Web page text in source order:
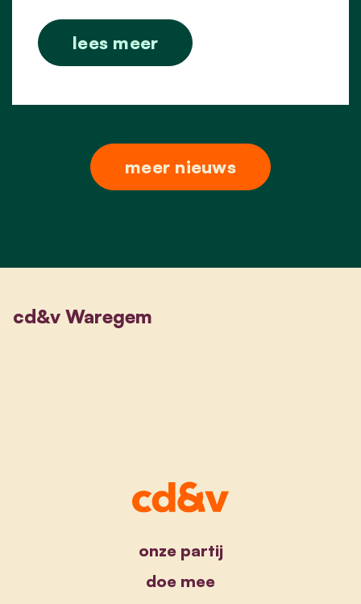
lees meer
meer nieuws
cd&v Waregem
onze partij
doe mee